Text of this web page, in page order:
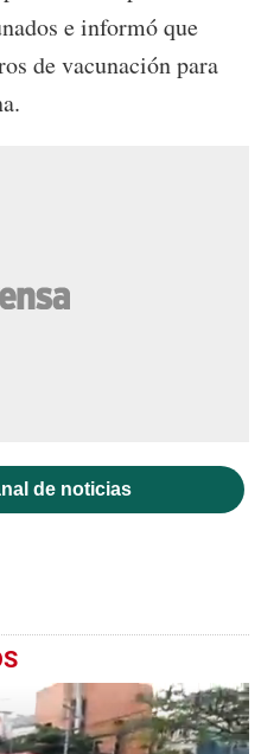
e informó que
de vacunación para
de noticias